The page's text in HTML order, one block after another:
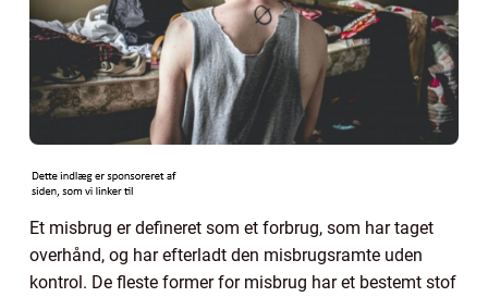
Et misbrug er defineret som et forbrug, som har taget
overhånd, og har efterladt den misbrugsramte uden
kontrol. De fleste former for misbrug har et bestemt stof